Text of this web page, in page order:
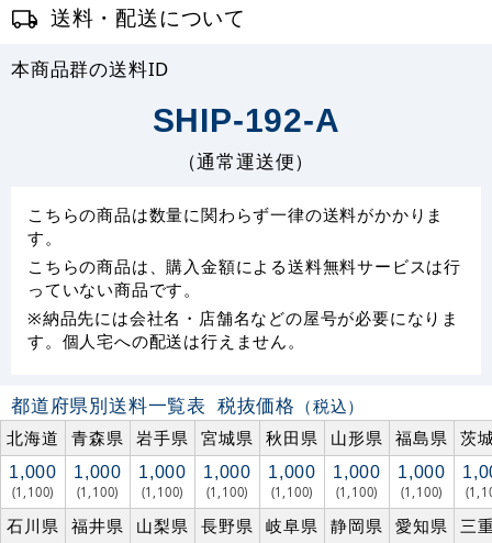
送料・配送について
本商品群の送料ID
SHIP-192-A
（通常運送便）
こちらの商品は数量に関わらず一律の送料がかかりま
す。
こちらの商品は、購入金額による送料無料サービスは行
っていない商品です。
※納品先には会社名・店舗名などの屋号が必要になりま
す。個人宅への配送は行えません。
都道府県別送料一覧表 税抜価格 （税込）
北海道
青森県 岩手県 宮城県 秋田県 山形県 福島県 茨
1,000
(1,100)
1,000
(1,100)
1,000
(1,100)
1,000
(1,100)
1,000
(1,100)
1,000
(1,100)
1,000
(1,100)
石川県 福井県 山梨県 長野県 岐阜県 静岡県 愛知県 三